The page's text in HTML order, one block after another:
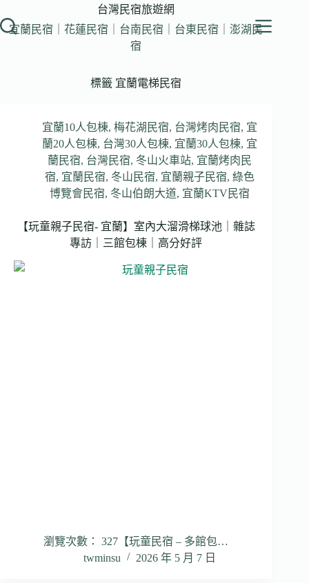
至
台灣民宿旅遊網
宜蘭民宿｜花蓮民宿｜台南民宿｜台東民宿｜澎湖民
宿
標籤 宜蘭電梯民宿
宜蘭10人包棟,梅花湖民宿, 台灣烤肉民宿, 宜
蘭20人包棟, 台灣30人包棟, 宜蘭30人包棟, 宜
蘭民宿, 台灣民宿, 冬山火車站, 宜蘭烤肉民
宿, 宜蘭民宿, 冬山民宿, 宜蘭親子民宿,綠色
博覽會民宿, 冬山伯朗大道, 宜蘭KTV民宿
【玩童親子民宿- 宜蘭】室內大溜滑梯球池｜雜誌
專訪｜三館包棟｜高分好評
瀏覽次數： 327【玩童民宿 – 多館包…
twminsu
2026 年 5 月 7 日